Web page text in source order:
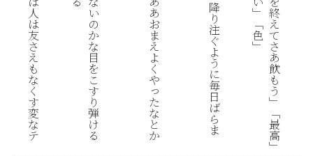
終
え
て
さ
あ
飲
も
う
﹂
﹁
最
高
﹂
﹂
﹁
色
﹂
降
り
注
ぐ
よ
う
に
毎
日
ば
ら
ま
あ
お
ま
え
よ
く
や
っ
た
な
と
か
い
の
か
な
目
を
こ
す
り
弾
け
る
人
は
友
さ
え
も
な
く
す
変
な
テ